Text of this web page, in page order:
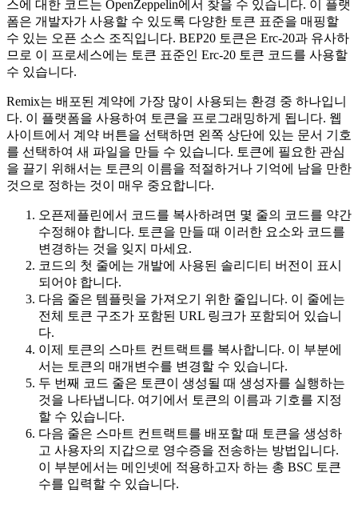
스에 대한 코드는 OpenZeppelin에서 찾을 수 있습니다. 이 플랫
폼은 개발자가 사용할 수 있도록 다양한 토큰 표준을 매핑할
수 있는 오픈 소스 조직입니다. BEP20 토큰은 Erc-20과 유사하
므로 이 프로세스에는 토큰 표준인 Erc-20 토큰 코드를 사용할
수 있습니다.
Remix는 배포된 계약에 가장 많이 사용되는 환경 중 하나입니
다. 이 플랫폼을 사용하여 토큰을 프로그래밍하게 됩니다. 웹
사이트에서 계약 버튼을 선택하면 왼쪽 상단에 있는 문서 기호
를 선택하여 새 파일을 만들 수 있습니다. 토큰에 필요한 관심
을 끌기 위해서는 토큰의 이름을 적절하거나 기억에 남을 만한
것으로 정하는 것이 매우 중요합니다.
오픈제플린에서 코드를 복사하려면 몇 줄의 코드를 약간
수정해야 합니다. 토큰을 만들 때 이러한 요소와 코드를
변경하는 것을 잊지 마세요.
코드의 첫 줄에는 개발에 사용된 솔리디티 버전이 표시
되어야 합니다.
다음 줄은 템플릿을 가져오기 위한 줄입니다. 이 줄에는
전체 토큰 구조가 포함된 URL 링크가 포함되어 있습니
다.
이제 토큰의 스마트 컨트랙트를 복사합니다. 이 부분에
서는 토큰의 매개변수를 변경할 수 있습니다.
두 번째 코드 줄은 토큰이 생성될 때 생성자를 실행하는
것을 나타냅니다. 여기에서 토큰의 이름과 기호를 지정
할 수 있습니다.
다음 줄은 스마트 컨트랙트를 배포할 때 토큰을 생성하
고 사용자의 지갑으로 영수증을 전송하는 방법입니다.
이 부분에서는 메인넷에 적용하고자 하는 총 BSC 토큰
수를 입력할 수 있습니다.